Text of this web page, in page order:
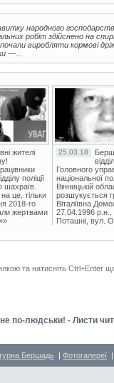
народного
робіт здійснено на
виробляти кормові
—...
жителі
поліції
шахраїв.
це, тільки
2018-го
жертвами
25.03.18
Головного
національної
Вінницькій
розшукується
Віталіївна
27.04.1996 р.н.,
Поташні, вул.
та натисніть Ctrl+Enter
по-людськи! - Листи
Бершадь | Фотогалереї